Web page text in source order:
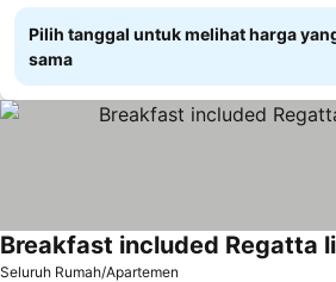
Pilih tanggal untuk melihat harga
sama
Seluruh Rumah/Apartemen
Breakfast included Regatta